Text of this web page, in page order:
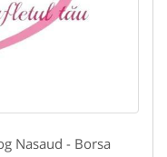
Nasaud - Borsa